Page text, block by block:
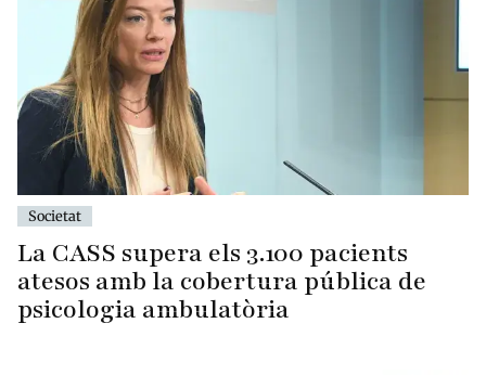
Societat
La CASS supera els 3.100 pacients
atesos amb la cobertura pública de
psicologia ambulatòria